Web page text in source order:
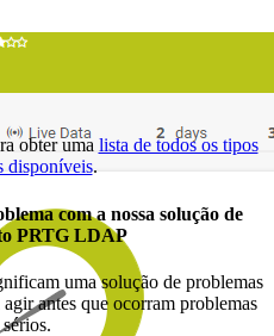
obter uma lista de todos os tipos
disponíveis.
com a nossa solução de
PRTG LDAP
uma solução de problemas
antes que ocorram problemas